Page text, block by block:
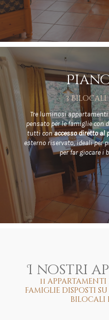
3
Tre luminosi
pensato per le famiglie con
tutti conaccesso diretto al
esterno riservato, ideali per
per far giocare i
I nostri
11
famiglie disposti
bilocali